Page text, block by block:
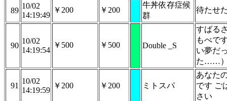
89
10/02
14:19:49
￥200 ￥200
牛丼依存症候
群
待たせ
90
10/02
14:19:54
￥500 ￥500 Double _S
すばる
もべで
い夢だ
た……
91
10/02
14:19:59
￥200 ￥200 ミトスパ
あなた
です ご
さい